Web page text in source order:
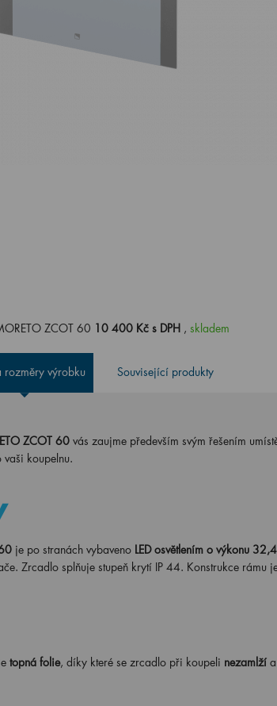
ZCOT 60 10 400 Kč s DPH ,skladem
rozměry výrobku Související produkty
ZCOT 60vás zaujme především svým řešením
koupelnu.
je po stranách vybaveno LED osvětlením o výkonu
Zrcadlo splňuje stupeň krytí IP 44. Konstrukce rámu
topná folie, díky které se zrcadlo při koupeli nezamlžía